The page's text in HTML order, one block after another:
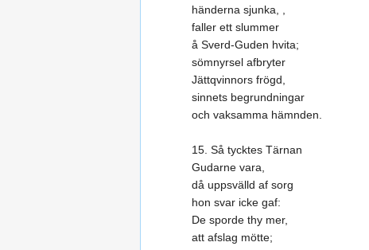
händerna sjunka, ,
faller ett slummer
å Sverd-Guden hvita;
sömnyrsel afbryter
Jättqvinnors frögd,
sinnets begrundningar
och vaksamma hämnden.
15. Så tycktes Tärnan
Gudarne vara,
då uppsvälld af sorg
hon svar icke gaf:
De sporde thy mer,
att afslag mötte;